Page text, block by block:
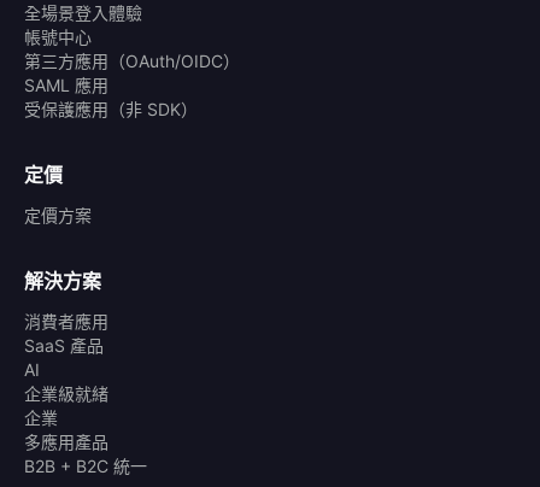
全場景登入體驗
帳號中心
第三方應用（OAuth/OIDC）
SAML 應用
受保護應用（非 SDK）
定價
定價方案
解決方案
消費者應用
SaaS 產品
AI
企業級就緒
企業
多應用產品
B2B + B2C 統一